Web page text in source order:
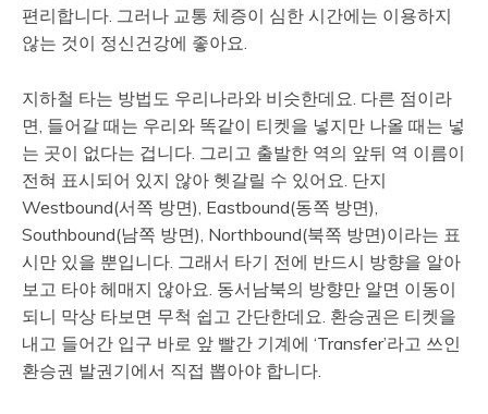
편리합니다. 그러나 교통 체증이 심한 시간에는 이용하지
않는 것이 정신건강에 좋아요.
지하철 타는 방법도 우리나라와 비슷한데요. 다른 점이라
면, 들어갈 때는 우리와 똑같이 티켓을 넣지만 나올 때는 넣
는 곳이 없다는 겁니다. 그리고 출발한 역의 앞뒤 역 이름이
전혀 표시되어 있지 않아 헷갈릴 수 있어요. 단지
Westbound(서쪽 방면), Eastbound(동쪽 방면),
Southbound(남쪽 방면), Northbound(북쪽 방면)이라는 표
시만 있을 뿐입니다. 그래서 타기 전에 반드시 방향을 알아
보고 타야 헤매지 않아요. 동서남북의 방향만 알면 이동이
되니 막상 타보면 무척 쉽고 간단한데요. 환승권은 티켓을
내고 들어간 입구 바로 앞 빨간 기계에 ‘Transfer’라고 쓰인
환승권 발권기에서 직접 뽑아야 합니다.